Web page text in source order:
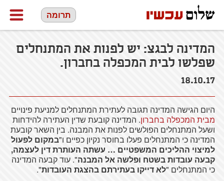
תרומה
המדינה לבגצ: יש לפנות את המתנחלים
שפלשו לבית המכפלה בחברון.
18.10.17
היום הגישה המדינה תגובה לעתירת המתנחלים למניעת פינויים
מבית המכפלה בחברון. המדינה קובעת שדין העתירה להידחות
ושעל המתנחלים הפולשים לפנות את המבנה. בין השאר קובעת
המדינה כי המתנחלים פעלו בחוסר נקיון כפיים ו"במקום לפעול
למיצוי ההליכים המשפטיים … עשתה העותרת דין לעצמה,
קבעה עובדות בשטח ופלשה אל המבנה". עוד קבעה המדינה
כי המתנחלים "לא דייקו בעתירתם בהצגת העובדות".